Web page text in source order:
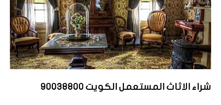
شراء الاثاث المستعمل الكويت 90038800